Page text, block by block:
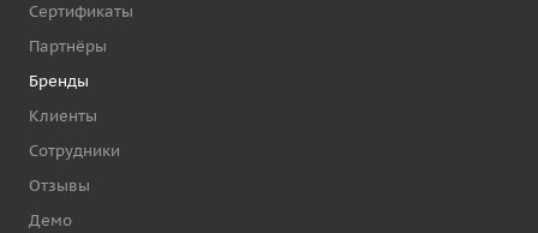
Сертификаты
Партнёры
Бренды
Клиенты
Сотрудники
Отзывы
Демо